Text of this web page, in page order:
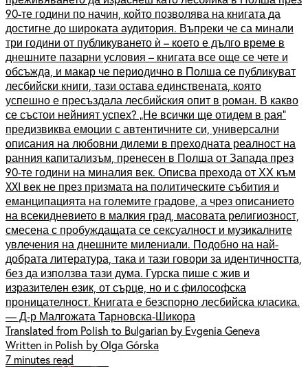
90-те години по начин, който позволява на книгата да
достигне до широката аудитория. Въпреки че са минали
три години от публикуването ѝ – което е дълго време в
днешните пазарни условия – книгата все още се чете и
обсъжда, и макар че периодично в Полша се публикуват
лесбийски книги, тази остава единствената, която
успешно е пресъздала лесбийския опит в роман. В какво
се състои нейният успех? „Не всички ще отидем в рая“
предизвиква емоции с автентичните си, универсални
описания на любовни дилеми в преходната реалност на
ранния капитализъм, пренесен в Полша от Запада през
90-те години на миналия век. Описва прехода от ХХ към
XXI век не през призмата на политическите събития и
еманципацията на големите градове, а чрез описанието
на всекидневието в малкия град, масовата религиозност,
смесена с пробуждащата се сексуалност и музикалните
увлечения на днешните милениали. Подобно на най-
добрата литература, така и тази говори за идентичността,
без да използва тази дума. Гурска пише с жив и
изразителен език, от сърце, но и с философска
проницателност. Книгата е безспорно лесбийска класика.
— Д-р Малгожата Тарновска-Шикора
Translated from Polish to Bulgarian by Evgenia Geneva
Written in Polish by Olga Górska
7 minutes read